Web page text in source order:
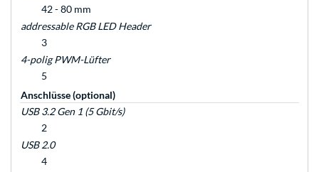
42 - 80 mm
addressable RGB LED Header
3
4-polig PWM-Lüfter
5
Anschlüsse (optional)
USB 3.2 Gen 1 (5 Gbit/s)
2
USB 2.0
4